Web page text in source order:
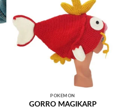
POKEMON
GORRO MAGIKARP